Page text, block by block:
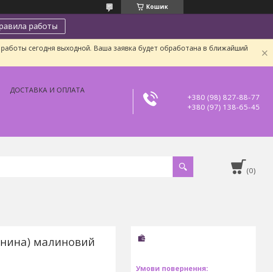
Кошик
работы
сегодня выходной. Ваша заявка будет обработана в ближайший
ДОСТАВКА И ОПЛАТА
+380 (98) 827-88-77
+380 (97) 138-65-45
малиновий